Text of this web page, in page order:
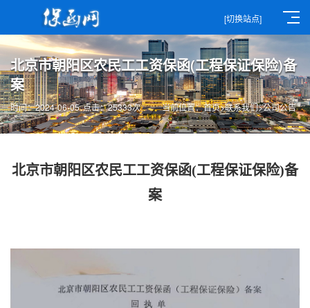
[切换站点]
北京市朝阳区农民工工资保函(工程保证保险)备
案
当前位置：首页>联系我们>公司公告
时间：2024-06-05 点击：25333次
北京市朝阳区农民工工资保函(工程保证保险)备
案